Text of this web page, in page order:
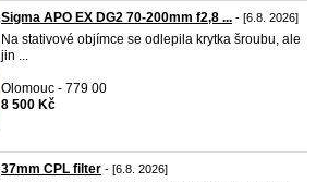
Sigma APO EX DG2 70-200mm f2,8 ... - [6.8. 2026]
Na stativové objímce se odlepila krytka šroubu, ale
jin ...
Olomouc - 779 00
8 500 Kč
37mm CPL filter - [6.8. 2026]